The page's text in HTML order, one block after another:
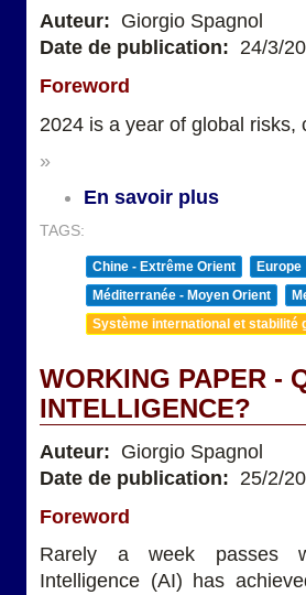
Auteur: Giorgio Spagnol
Date de publication: 24/3/
Foreword
2024 is a year of global
»
En savoir plus
TAGS:
Chine - Extrême Orient
Europe
Méditerranée - Moyen Orient
Système international et stabilité
WORKING PAPER -
INTELLIGENCE?
Auteur: Giorgio Spagnol
Date de publication: 25/2/
Foreword
Rarely a week passes
Intelligence (AI) has